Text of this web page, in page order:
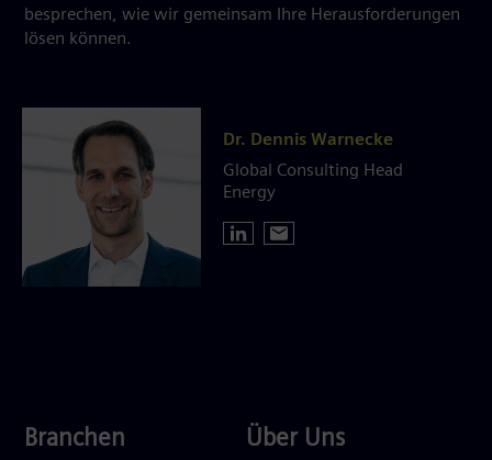
besprechen, wie wir gemeinsam Ihre Herausforderungen
lösen können.
Dr. Dennis Warnecke
Global Consulting Head
Energy
Industries
Branchen
About
Über Uns